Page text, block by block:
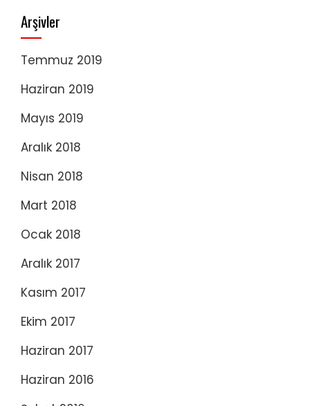
Arşivler
Temmuz 2019
Haziran 2019
Mayıs 2019
Aralık 2018
Nisan 2018
Mart 2018
Ocak 2018
Aralık 2017
Kasım 2017
Ekim 2017
Haziran 2017
Haziran 2016